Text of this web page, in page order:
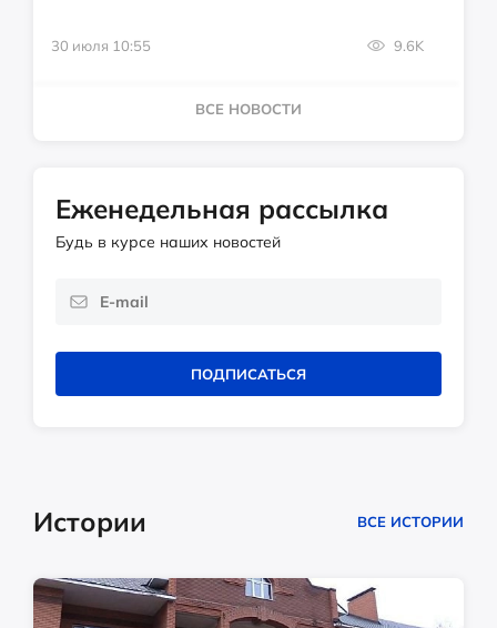
30 июля 10:55 9.6K
ВСЕ НОВОСТИ
Еженедельная рассылка
Будь в курсе наших новостей
ПОДПИСАТЬСЯ
Истории ВСЕ ИСТОРИИ